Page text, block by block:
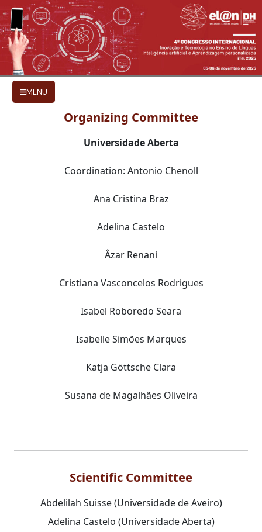
Skip to main content
COMMITTEES
MENU
Organizing Committee
Universidade Aberta
Coordination: Antonio Chenoll
Ana Cristina Braz
Adelina Castelo
Âzar Renani
Cristiana Vasconcelos Rodrigues
Isabel Roboredo Seara
Isabelle Simões Marques
Katja Göttsche Clara
Susana de Magalhães Oliveira
Scientific Committee
Abdelilah Suisse (Universidade de Aveiro)
Adelina Castelo (Universidade Aberta)